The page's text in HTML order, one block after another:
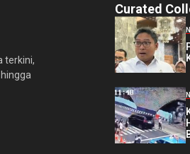
terkini,
Curated